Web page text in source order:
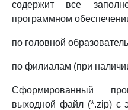
содержит все
программном
по головной
по филиалам (при
Сформированный
выходной файл (*.zip) с